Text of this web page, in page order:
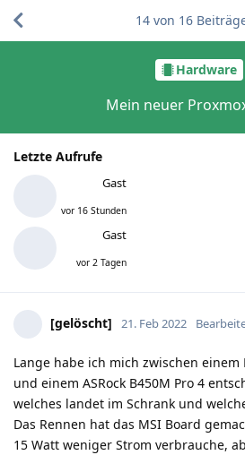
Hardware
Mein neuer
Letzte Aufrufe
Gast
vor 16 Stunden
Gast
vor 2 Tagen
14von 16
[gelöscht] 21. Feb 2022
Lange habe ich mich zwischen einem
und einem ASRock B450M Pro 4
welches landet im Schrank und
Das Rennen hat das MSI Board
15 Watt weniger Strom verbrauche,